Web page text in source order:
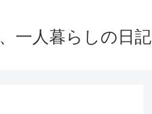
一人暮らしの日記